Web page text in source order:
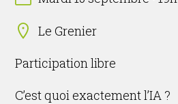
Le Grenier
Participation libre
C’est quoi exactement l’IA ?